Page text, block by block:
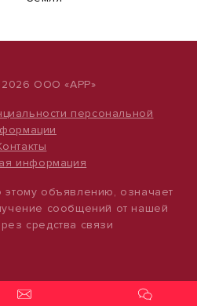
2026 ООО «АРР»
персональной
информация
объявлению, означает
сообщений от нашей
средства связи